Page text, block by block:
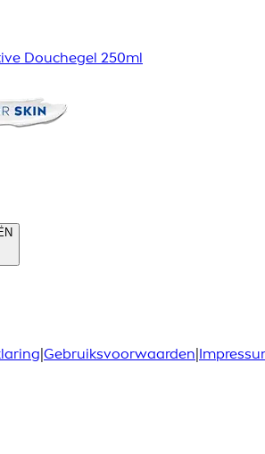
Douchegel 250ml
|Gebruiksvoorwaarden|